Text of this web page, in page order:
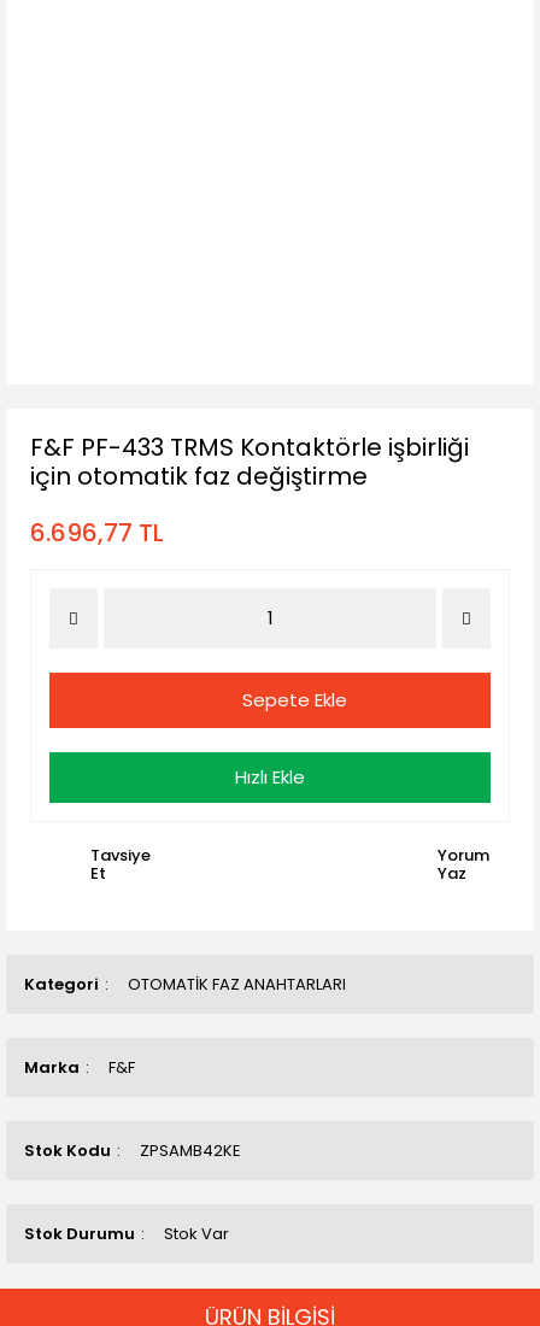
Kategori OTOMATİK FAZ ANAHTARLARI
Marka F&F
Stok Kodu ZPSAMB42KE
Stok Durumu Stok Var
F&F PF-433 TRMS Kontaktörle işbirliği
için otomatik faz değiştirme
6.696,77 TL
Sepete Ekle
Hızlı Ekle
Tavsiye
Et
Yorum
Yaz
ÜRÜN BİLGİSİ